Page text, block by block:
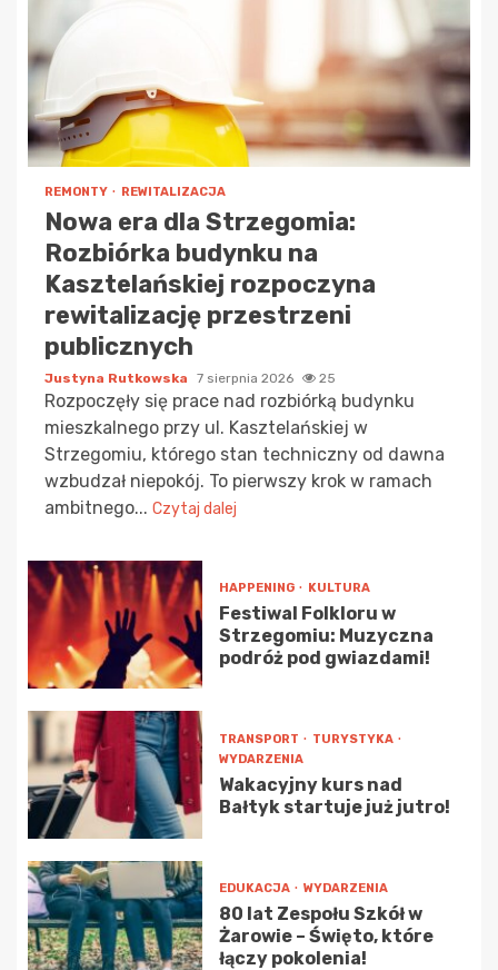
REMONTY REWITALIZACJA
Nowa era dla Strzegomia:
Rozbiórka budynku na
Kasztelańskiej rozpoczyna
rewitalizację przestrzeni
publicznych
Justyna Rutkowska 7 sierpnia 2026 25
Rozpoczęły się prace nad rozbiórką budynku
mieszkalnego przy ul. Kasztelańskiej w
Strzegomiu, którego stan techniczny od dawna
wzbudzał niepokój. To pierwszy krok w ramach
ambitnego... Czytaj dalej
HAPPENING KULTURA
Festiwal Folkloru w
Strzegomiu: Muzyczna
podróż pod gwiazdami!
TRANSPORT
TURYSTYKA
WYDARZENIA
Wakacyjny kurs nad
Bałtyk startuje już jutro!
EDUKACJA WYDARZENIA
80 lat Zespołu Szkół w
Żarowie – Święto, które
łączy pokolenia!